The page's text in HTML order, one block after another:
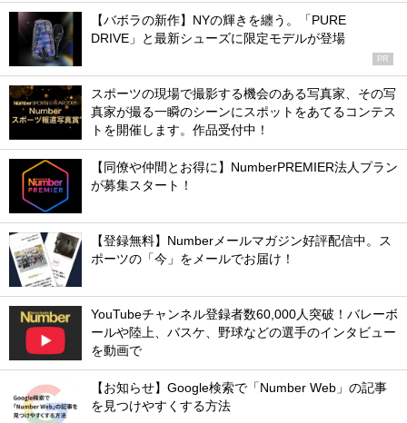
【バボラの新作】NYの輝きを纏う。「PURE
DRIVE」と最新シューズに限定モデルが登場
PR
スポーツの現場で撮影する機会のある写真家、その写
真家が撮る一瞬のシーンにスポットをあてるコンテス
トを開催します。作品受付中！
【同僚や仲間とお得に】NumberPREMIER法人プラン
が募集スタート！
【登録無料】Numberメールマガジン好評配信中。ス
ポーツの「今」をメールでお届け！
YouTubeチャンネル登録者数60,000人突破！バレーボ
ールや陸上、バスケ、野球などの選手のインタビュー
を動画で
【お知らせ】Google検索で「Number Web」の記事
を見つけやすくする方法